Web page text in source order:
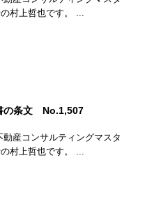
村上哲也です。 ...
の条文 No.1,507
産コンサルティングマスタ
村上哲也です。 ...